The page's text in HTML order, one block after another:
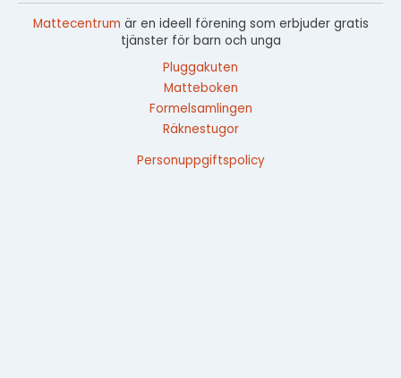
Mattecentrum är en ideell förening som erbjuder gratis
tjänster för barn och unga
Pluggakuten
Matteboken
Formelsamlingen
Räknestugor
Personuppgiftspolicy